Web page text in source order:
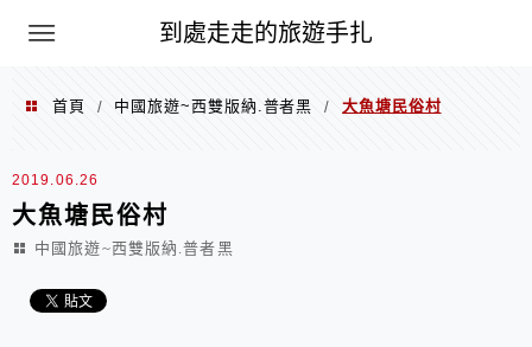
到處走走的旅遊手扎
首頁 / 中國旅遊~西雙版納.普者黑 / 大魚塘民俗村
2019.06.26
大魚塘民俗村
中國旅遊~西雙版納.普者黑